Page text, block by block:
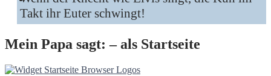
Takt ihr Euter schwingt!
Mein Papa sagt: – als Startseite